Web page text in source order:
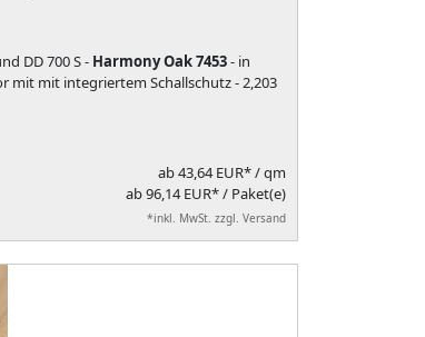
DD 700 S - Harmony Oak 7453- in
mit mit integriertem Schallschutz - 2,203
ab43,64 EUR*/ qm
ab 96,14 EUR* / Paket(e)
*inkl. MwSt. zzgl. Versand